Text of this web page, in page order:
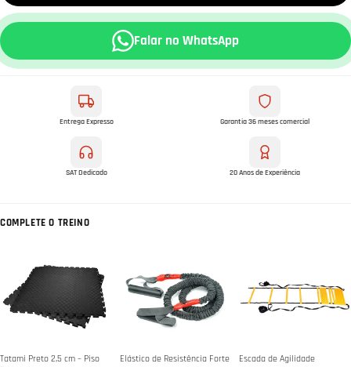
Falar no WhatsApp
Entrega Expresso Garantia 36 meses comercial
SAT Dedicado 20 Anos de Experiência
COMPLETE O TREINO
Tatami Preto 2,5 cm – Piso
Elástico de Resistência Forte
Escada de Agilidade